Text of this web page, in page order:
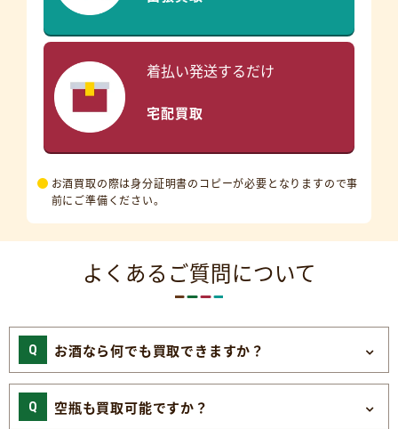
着払い発送するだけ
宅配買取
お酒買取の際は身分証明書のコピーが必要となりますので事
前にご準備ください。
よくあるご質問について
お酒なら何でも買取できますか？
空瓶も買取可能ですか？